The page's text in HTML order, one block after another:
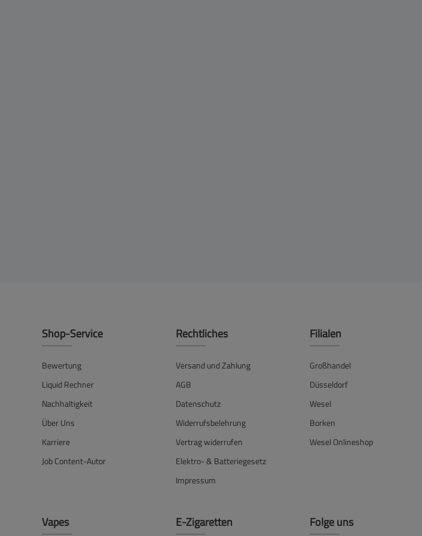
Shop-Service
Bewertung
Liquid Rechner
Nachhaltigkeit
Über Uns
Karriere
Job Content-Autor
Rechtliches
Versand und Zahlung
AGB
Datenschutz
Widerrufsbelehrung
Vertrag widerrufen
Elektro- & Batteriegesetz
Impressum
Filialen
Großhandel
Düsseldorf
Wesel
Borken
Wesel Onlineshop
Vapes E-Zigaretten Folge uns